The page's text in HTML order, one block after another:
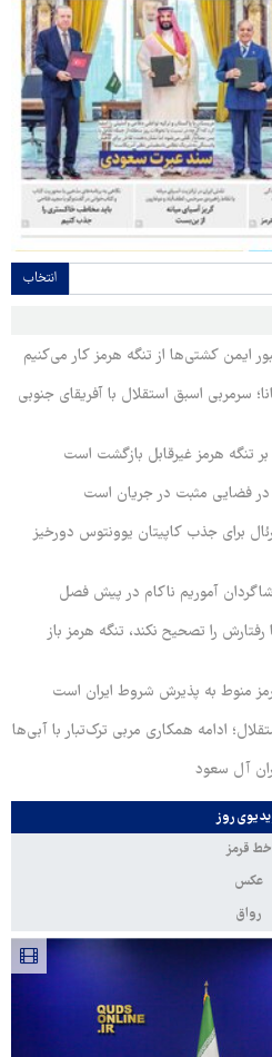
انتخاب
ایمن کشتی‌ها از تنگه هرمز کار می‌کنیم
سرمربی اسبق استقلال با آفریقای جنوبی
تنگه هرمز غیرقابل بازگشت است
در فضایی مثبت در جریان است
برای جذب کاپیتان یوونتوس دورخیز
آموریم ناکام در پیش فصل
را تصحیح نکند، تنگه هرمز باز
منوط به پذیرش شروط ایران است
ادامه همکاری مربی ترک‌تبار با آبی‌ها
آل سعود
روز
خط قرمز
عکس
رواق